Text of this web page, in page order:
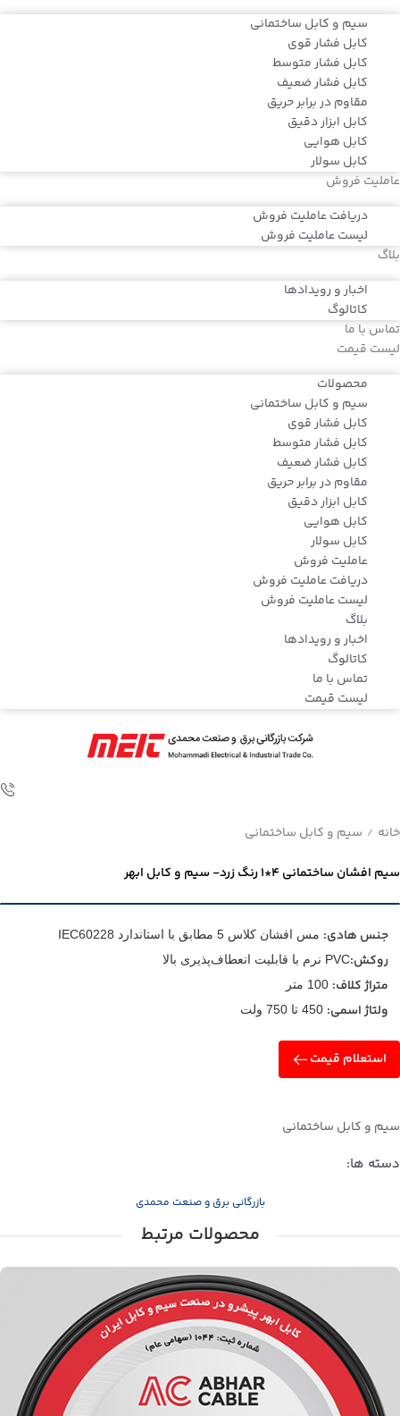
سیم و کابل ساختمانی
کابل فشار قوی
کابل فشار متوسط
کابل فشار ضعیف
مقاوم در برابر حریق
کابل ابزار دقیق
کابل هوایی
کابل سولار
عاملیت فروش
دریافت عاملیت فروش
لیست عاملیت فروش
بلاگ
اخبار و رویدادها
کاتالوگ
تماس با ما
لیست قیمت
محصولات
سیم و کابل ساختمانی
کابل فشار قوی
کابل فشار متوسط
کابل فشار ضعیف
مقاوم در برابر حریق
کابل ابزار دقیق
کابل هوایی
کابل سولار
عاملیت فروش
دریافت عاملیت فروش
لیست عاملیت فروش
بلاگ
اخبار و رویدادها
کاتالوگ
تماس با ما
لیست قیمت
خانه / سیم و کابل ساختمانی
سیم افشان ساختمانی 4*1 رنگ زرد- سیم و کابل ابهر
جنس هادی: مس افشان کلاس 5 مطابق با استاندارد IEC60228
روکش:PVC نرم با قابلیت انعطاف‌پذیری بالا
متراژ کلاف: 100 متر
ولتاژ اسمی: 450 تا 750 ولت
استعلام قیمت
سیم و کابل ساختمانی
دسته ها:
بازرگانی برق و صنعت محمدی
محصولات مرتبط